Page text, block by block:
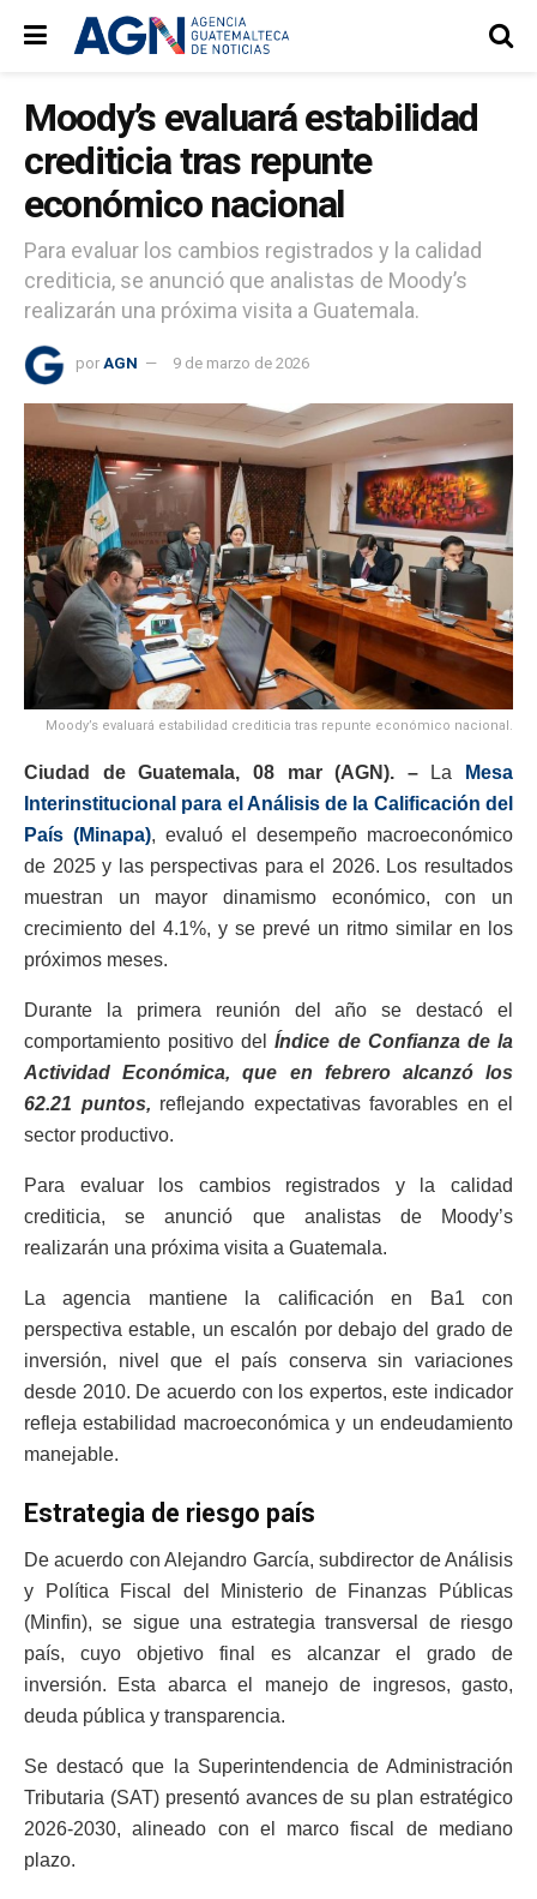
Moody’s evaluará estabilidad
crediticia tras repunte
económico nacional
Para evaluar los cambios registrados y la calidad
crediticia, se anunció que analistas de Moody’s
realizarán una próxima visita a Guatemala.
por AGN 9 de marzo de 2026
Moody’s evaluará estabilidad crediticia tras repunte económico nacional.
Ciudad de Guatemala, 08 mar (AGN). –La
Mesa
Interinstitucional para el Análisis de la Calificación del
País (Minapa), evaluó el desempeño macroeconómico
de 2025 y las perspectivas para el 2026. Los resultados
muestran un mayor dinamismo económico, con un
crecimiento del 4.1%, y se prevé un ritmo similar en los
próximos meses.
Durante la primera reunión del año se destacó el
comportamiento positivo delÍndice de Confianza de la
Actividad Económica, que en febrero alcanzó los
62.21 puntos, reflejando expectativas favorables en el
sector productivo.
Para evaluar los cambios registrados y la calidad
crediticia, se anunció que analistas de Moody’s
realizarán una próxima visita a Guatemala.
La agencia mantiene la calificación en Ba1 con
perspectiva estable, un escalón por debajo del grado de
inversión, nivel que el país conserva sin variaciones
desde 2010. De acuerdo con los expertos, este indicador
refleja estabilidad macroeconómica y un endeudamiento
manejable.
Estrategia de riesgo país
De acuerdo con Alejandro García, subdirector de Análisis
y Política Fiscal del Ministerio de Finanzas Públicas
(Minfin), se sigue una estrategia transversal de riesgo
país, cuyo objetivo final es alcanzar el grado de
inversión. Esta abarca el manejo de ingresos, gasto,
deuda pública y transparencia.
Se destacó que la Superintendencia de Administración
Tributaria (SAT) presentó avances de su plan estratégico
2026-2030, alineado con el marco fiscal de mediano
plazo.